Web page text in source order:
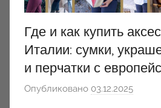
Где и как купить
Италии: сумки,
и перчатки с
Опубликовано 03.12.2025